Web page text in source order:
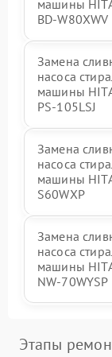
машины
BD-W80XWV
Замена
насоса
машины
PS-105LSJ
Замена
насоса
машины
S60WXP
Замена
насоса
машины
NW-70WYSP
Этапы